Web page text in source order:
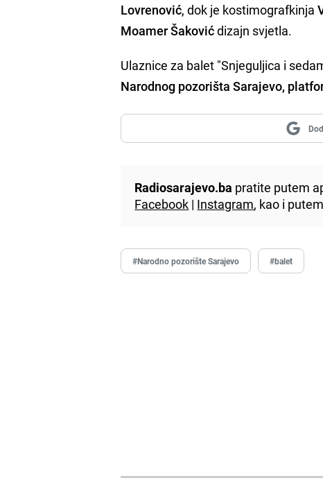
Lovrenović, dok je kostimografkinja
Moamer Šakovićdizajn svjetla.
Ulaznice za balet "Snjeguljica i
Narodnog pozorišta Sarajevo,
Radiosarajevo.ba pratite putem
Facebook | Instagram, kao i
#Narodno pozorište Sarajevo #balet